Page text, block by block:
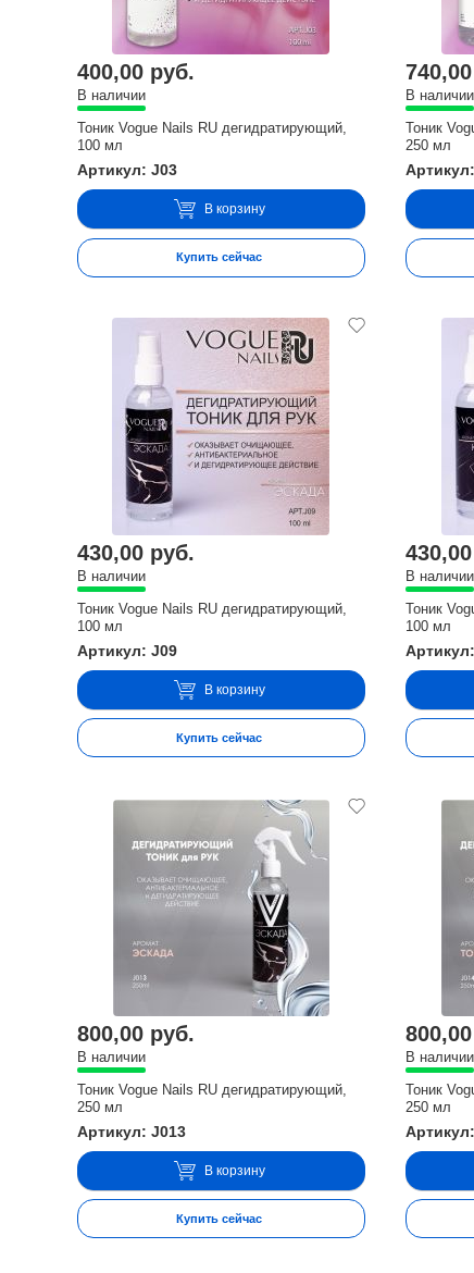
400,00 руб.
В наличии
Тоник Vogue Nails RU дегидратирующий,
100 мл
Артикул: J03
В корзину
Купить сейчас
В наличии
Тоник
250 мл
430,00 руб.
В наличии
Тоник Vogue Nails RU дегидратирующий,
100 мл
Артикул: J09
В корзину
Купить сейчас
В наличии
Тоник
100 мл
800,00 руб.
В наличии
Тоник Vogue Nails RU дегидратирующий,
250 мл
Артикул: J013
В корзину
Купить сейчас
В наличии
Тоник
250 мл